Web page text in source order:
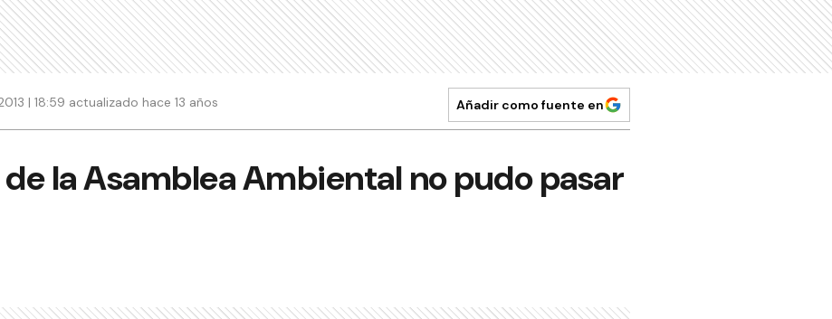
| 18:59 actualizado hace 13 años Añadir como fuente en
la Asamblea Ambiental no pudo pasar